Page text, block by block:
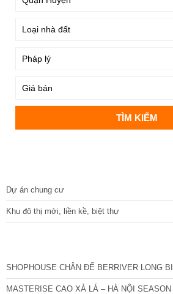
Dự án chung cư
Khu đô thị mới, liền kề, biệt thự
SHOPHOUSE CHÂN ĐẾ BERRIVER LONG
MASTERISE CAO XÀ LÁ – HÀ NỘI SEASON